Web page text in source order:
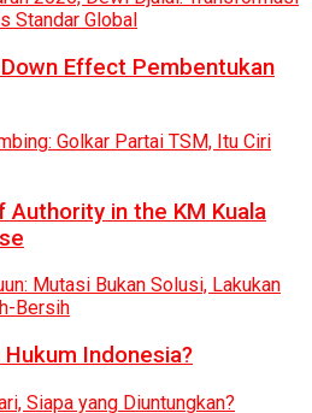
Effect Pembentukan
Authority in the KM Kuala
Hukum Indonesia?